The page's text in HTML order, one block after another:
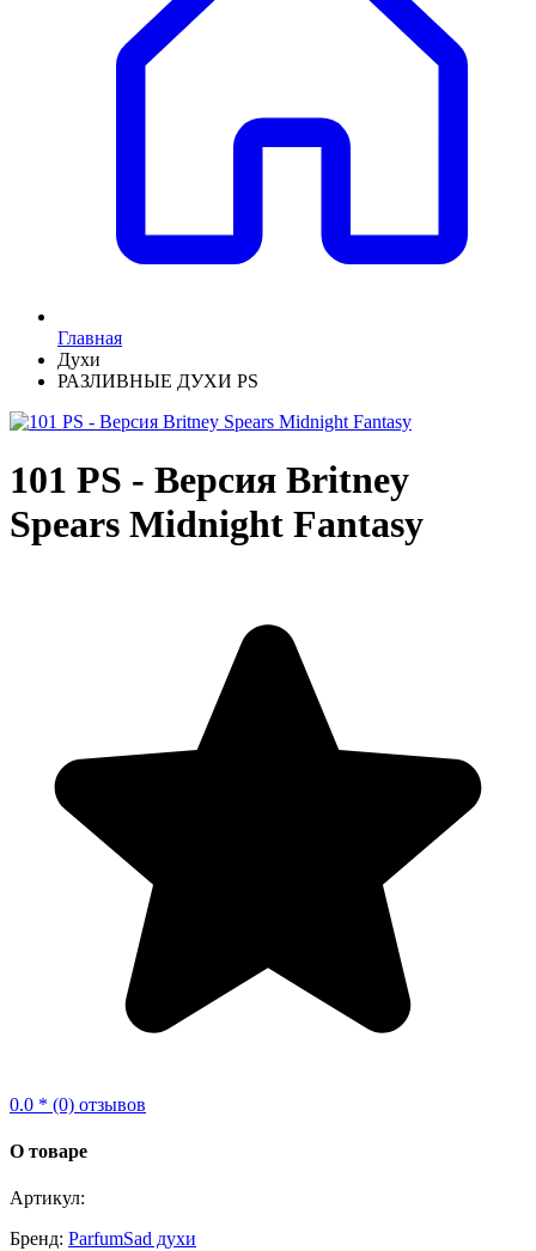
Главная
Духи
РАЗЛИВНЫЕ ДУХИ PS
101 PS - Версия Britney
Spears Midnight Fantasy
0.0 * (0) отзывов
О товаре
Артикул:
Бренд: ParfumSad духи